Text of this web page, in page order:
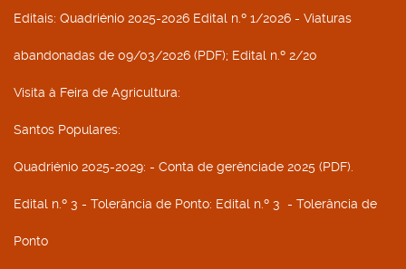
Editais: Quadriénio 2025-2026 Edital n.º 1/2026 - Viaturas
abandonadas de 09/03/2026 (PDF); Edital n.º 2/20
Visita à Feira de Agricultura:
Santos Populares:
Quadriénio 2025-2029: - Conta de gerênciade 2025 (PDF).
Edital n.º 3 - Tolerância de Ponto: Edital n.º 3 - Tolerância de
Ponto